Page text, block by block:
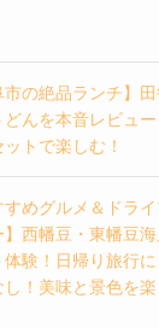
市の絶品ランチ】
んを本音レビュ
トで楽しむ！
すめグルメ＆ドラ
】西幡豆・東幡豆
体験！日帰り旅
！美味と景色を